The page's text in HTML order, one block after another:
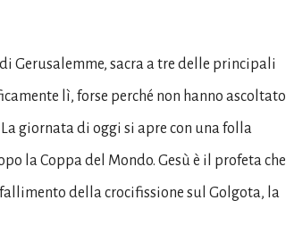
Gerusalemme, sacra a tre delle principali
lì, forse perché non hanno ascoltato
giornata di oggi si apre con una folla
la Coppa del Mondo. Gesù è il profeta che
della crocifissione sul Golgota, la